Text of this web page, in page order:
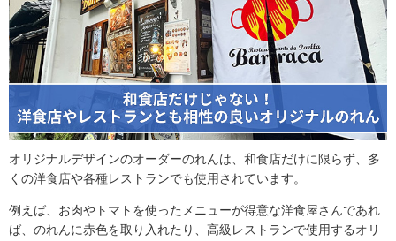
オリジナルデザインのオーダーのれんは、和食店だけに限らず、多
くの洋食店や各種レストランでも使用されています。
例えば、お肉やトマトを使ったメニューが得意な洋食屋さんであれ
ば、のれんに赤色を取り入れたり、高級レストランで使用するオリ